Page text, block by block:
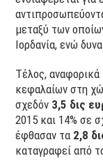
μεταξύ των
Ιορδανία, ενώ
Τέλος, αναφορικά
κεφαλαίων στη
σχεδόν 3,5 δις
2015 και 14% σε
έφθασαν τα 2,8
καταγραφεί από